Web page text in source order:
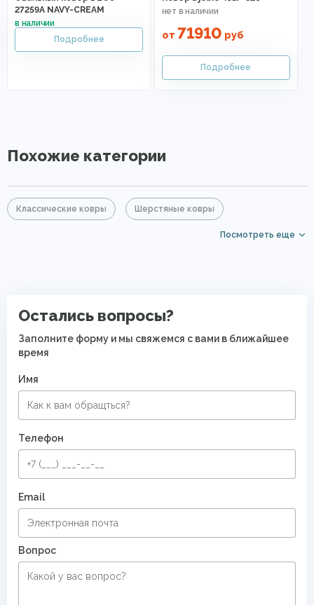
27259A NAVY-CREAM
от 71910 руб
Похожие категории
Классические ковры Шерстяные ковры
Посмотреть еще
Остались вопросы?
Заполните форму и мы свяжемся с вами в ближайшее
время
Имя
Телефон
Email
Вопрос